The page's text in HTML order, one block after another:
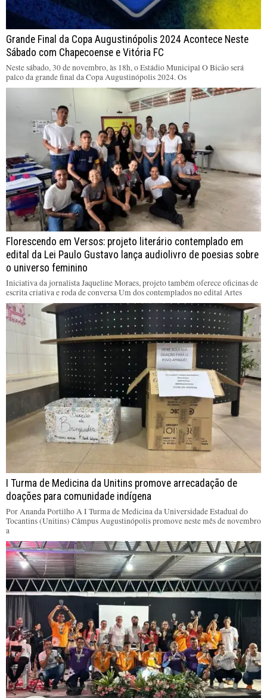
Grande Final da Copa Augustinópolis 2024 Acontece Neste
Sábado com Chapecoense e Vitória FC
Neste sábado, 30 de novembro, às 18h, o Estádio Municipal O Bicão será
palco da grande final da Copa Augustinópolis 2024. Os
Florescendo em Versos: projeto literário contemplado em
edital da Lei Paulo Gustavo lança audiolivro de poesias sobre
o universo feminino
Iniciativa da jornalista Jaqueline Moraes, projeto também oferece oficinas de
escrita criativa e roda de conversa Um dos contemplados no edital Artes
I Turma de Medicina da Unitins promove arrecadação de
doações para comunidade indígena
Por Ananda Portilho A I Turma de Medicina da Universidade Estadual do
Tocantins (Unitins) Câmpus Augustinópolis promove neste mês de novembro
a